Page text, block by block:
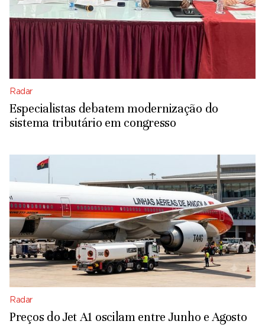
Radar
Especialistas debatem modernização do
sistema tributário em congresso
Radar
Preços do Jet A1 oscilam entre Junho e Agosto